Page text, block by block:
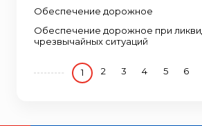
Обеспечение дорожное
Обеспечение дорожное при
чрезвычайных ситуаций
1 2 3 4 5 6